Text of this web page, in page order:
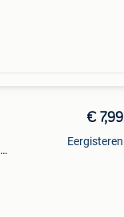
€ 7,99
Eergisteren